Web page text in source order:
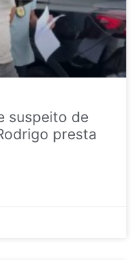
suspeito de
presta